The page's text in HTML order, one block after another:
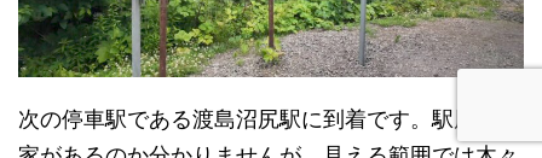
次の停車駅である渡島沼尻駅に到着です。駅周辺に